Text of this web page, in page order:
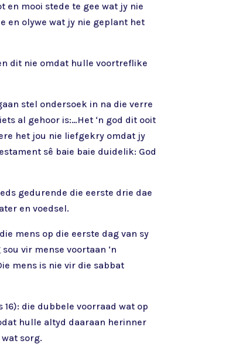
en mooi stede te gee wat jy nie
en olywe wat jy nie geplant het
dit nie omdat hulle voortreflike
stel ondersoek in na die verre
al gehoor is:…Het ‘n god dit ooit
het jou nie liefgekry omdat jy
sê baie baie duidelik: God
gedurende die eerste drie dae
en voedsel.
mens op die eerste dag van sy
vir mense voortaan ‘n
mens is nie vir die sabbat
die dubbele voorraad wat op
hulle altyd daaraan herinner
sorg.